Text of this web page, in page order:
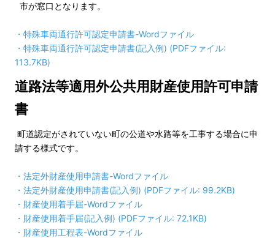
市が窓口となります。
・ 特殊車両通行許可認定申請書-Wordファイル
・ 特殊車両通行許可認定申請書(記入例) (PDFファイル:
113.7KB)
道路法等適用外公共用財産使用許可申請
書
町道認定がされていない町の公道や水路等を工事する場合に申
請する様式です。
・ 法定外財産使用申請書-Wordファイル
・ 法定外財産使用申請書(記入例) (PDFファイル: 99.2KB)
・ 財産使用着手届-Wordファイル
・ 財産使用着手届(記入例) (PDFファイル: 72.1KB)
・ 財産使用工程表-Wordファイル